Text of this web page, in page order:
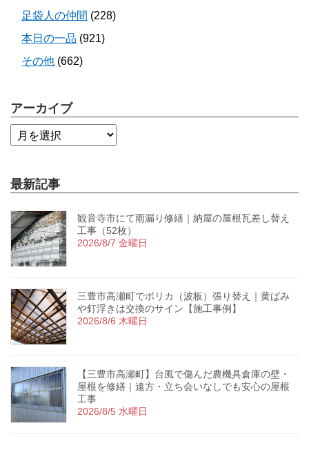
足袋人の仲間 (228)
本日の一品 (921)
その他 (662)
アーカイブ
最新記事
観音寺市にて雨漏り修繕｜納屋の屋根瓦差し替え
工事（52枚）
2026/8/7 金曜日
三豊市高瀬町でポリカ（波板）張り替え｜黄ばみ
や釘浮きは交換のサイン【施工事例】
2026/8/6 木曜日
【三豊市高瀬町】台風で傷んだ農機具倉庫の壁・
屋根を修繕｜遠方・立ち会いなしでも安心の屋根
工事
2026/8/5 水曜日